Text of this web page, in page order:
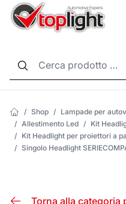
/ Shop / Lampade per
/ Allestimento Led / Kit
/ Kit Headlight per proiettori a
/ Singolo Headlight
Torna alla categoria